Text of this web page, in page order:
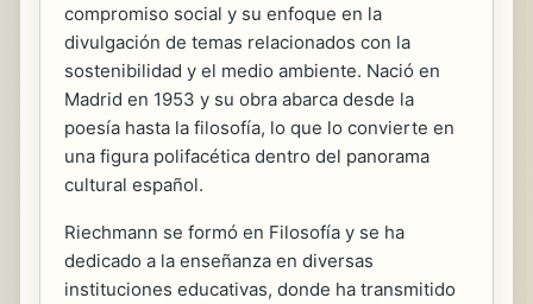
compromiso social y su enfoque en la
divulgación de temas relacionados con la
sostenibilidad y el medio ambiente. Nació en
Madrid en 1953 y su obra abarca desde la
poesía hasta la filosofía, lo que lo convierte en
una figura polifacética dentro del panorama
cultural español.
Riechmann se formó en Filosofía y se ha
dedicado a la enseñanza en diversas
instituciones educativas, donde ha transmitido